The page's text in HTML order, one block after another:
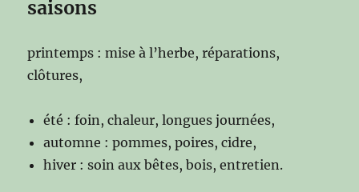
saisons
printemps : mise à l’herbe, réparations,
clôtures,
été : foin, chaleur, longues journées,
automne : pommes, poires, cidre,
hiver : soin aux bêtes, bois, entretien.